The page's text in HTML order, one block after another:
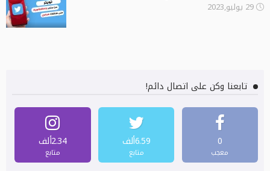
29 يوليو,2023
تابعنا وكن على اتصال دائم!
0
معجب
6.59ألف
متابع
2.34ألف
متابع